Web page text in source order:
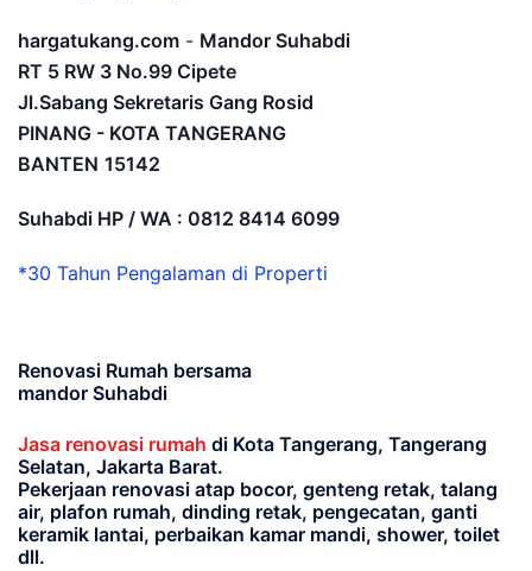
hargatukang.com - Mandor Suhabdi
RT 5 RW 3 No.99 Cipete
Jl.Sabang Sekretaris Gang Rosid
PINANG - KOTA TANGERANG
BANTEN 15142
Suhabdi HP / WA : 0812 8414 6099
*30 Tahun Pengalaman di Properti
Renovasi Rumah bersama
mandor Suhabdi
Jasa renovasi rumah di Kota Tangerang, Tangerang
Selatan, Jakarta Barat.
Pekerjaan renovasi atap bocor, genteng retak, talang
air, plafon rumah, dinding retak, pengecatan, ganti
keramik lantai, perbaikan kamar mandi, shower, toilet
dll.